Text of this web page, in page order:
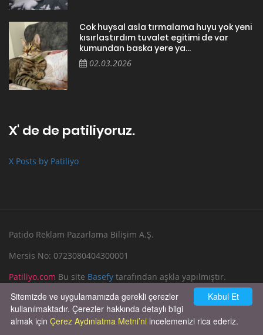
Cok huysal asla tırmalama huyu yok yeni
kısırlastırdım tuvalet egitimi de var
kumundan baska yere ya...
02.03.2026
X' de de patiliyoruz.
X Posts by Patiliyo
Patido Reklam Pazarlama Bilişim A.Ş.
Mersis No: 0723080404300001
Patiliyo.com Bu site Basefy tarafından aşkla yapılmıştır.
Reklam Verin
Bize Yazın
Kabul Et
Sitemizde ve uygulamamızda gerekli çerezler
kullanılmaktadır. Çerezler hakkında detaylı bilgi
almak için Çerez Aydınlatma Metni’ni incelemenizi rica ederiz.